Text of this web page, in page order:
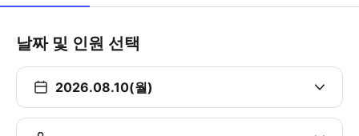
날짜 및 인원 선택
2026.08.10(월)